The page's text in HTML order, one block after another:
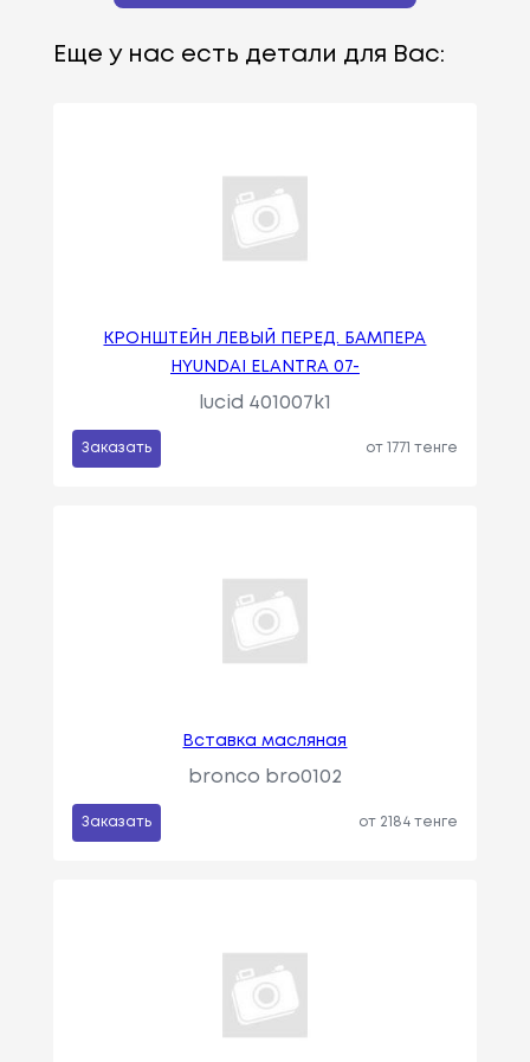
Еще у нас есть детали для Вас:
КРОНШТЕЙН ЛЕВЫЙ ПЕРЕД. БАМПЕРА
HYUNDAI ELANTRA 07-
lucid 401007k1
Заказать от 1771 тенге
Вставка масляная
bronco bro0102
Заказать от 2184 тенге